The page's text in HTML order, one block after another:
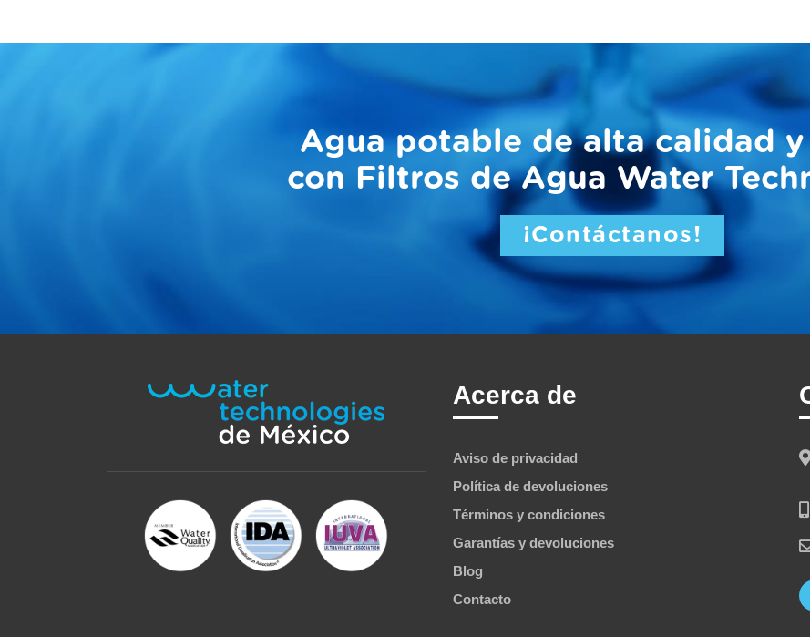
Agua potable de alta calidad y
con Filtros de Agua Water
¡Contáctanos!
Acerca de
Aviso de privacidad
Política de devoluciones
Términos y condiciones
Garantías y devoluciones
Blog
Contacto